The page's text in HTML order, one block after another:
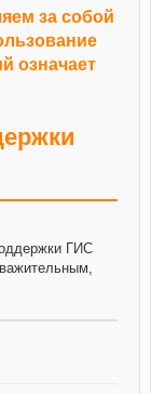
за собой
означает
ГИС